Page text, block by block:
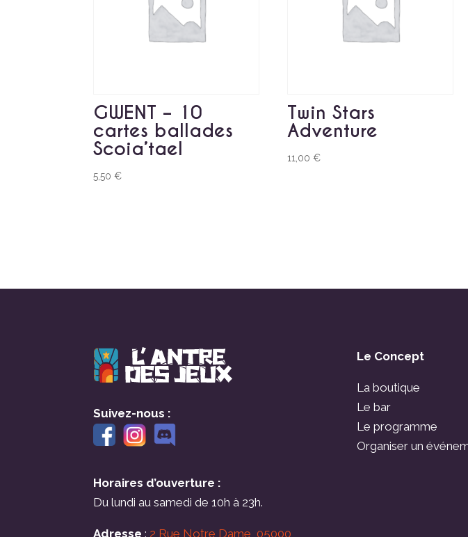
GWENT – 10
cartes ballades
Scoia’tael
5,50€
Twin Stars
Adventure
11,00€
Suivez-nous :
Horaires d’ouverture :
Du lundi au samedi de 10h à 23h.
Adresse : 2 Rue Notre Dame, 05000
Le Concept
La boutique
Le bar
Le programme
Organiser un